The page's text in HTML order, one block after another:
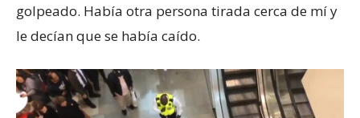
golpeado. Había otra persona tirada cerca de mí y
le decían que se había caído.